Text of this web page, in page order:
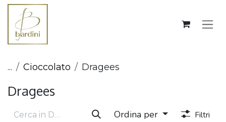
Passa al contenuto
... Cioccolato Dragees
Dragees
Ordina per Filtri